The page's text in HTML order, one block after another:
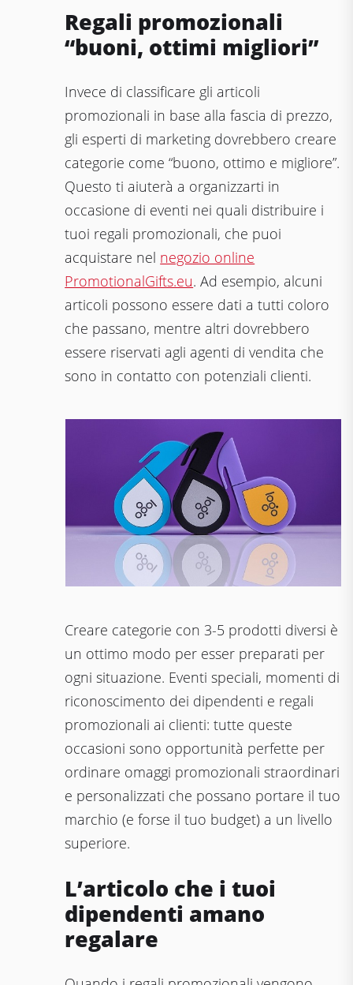
Regali promozionali
“buoni, ottimi migliori”
Invece di classificare gli articoli
promozionali in base alla fascia di prezzo,
gli esperti di marketing dovrebbero creare
categorie come “buono, ottimo e migliore”.
Questo ti aiuterà a organizzarti in
occasione di eventi nei quali distribuire i
tuoi regali promozionali, che puoi
acquistare nel negozio online
PromotionalGifts.eu. Ad esempio, alcuni
articoli possono essere dati a tutti coloro
che passano, mentre altri dovrebbero
essere riservati agli agenti di vendita che
sono in contatto con potenziali clienti.
Creare categorie con 3-5 prodotti diversi è
un ottimo modo per esser preparati per
ogni situazione. Eventi speciali, momenti di
riconoscimento dei dipendenti e regali
promozionali ai clienti: tutte queste
occasioni sono opportunità perfette per
ordinare omaggi promozionali straordinari
e personalizzati che possano portare il tuo
marchio (e forse il tuo budget) a un livello
superiore.
L’articolo che i tuoi
dipendenti amano
regalare